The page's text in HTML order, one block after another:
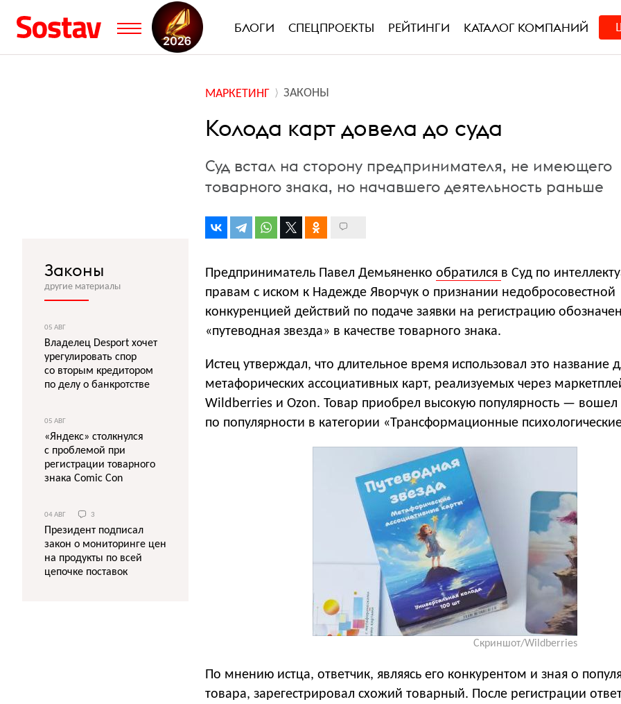
БЛОГИ СПЕЦПРОЕКТЫ РЕЙТИНГИ КАТАЛОГ КОМПАНИЙ
МАРКЕТИНГ ЗАКОНЫ
Колода карт довела до суда
Суд встал на сторону предпринимателя, не имеющего
товарного знака, но начавшего деятельность раньше
Предприниматель Павел Демьяненко обратился в Суд по
правам с иском к Надежде Яворчук о признании недобросовестной
конкуренцией действий по подаче заявки на регистрацию
«путеводная звезда» в качестве товарного знака.
Истец утверждал, что длительное время использовал это название
метафорических ассоциативных карт, реализуемых через
Wildberries и Ozon. Товар приобрел высокую популярность — вошел
по популярности в категории «Трансформационные
Скриншот/Wildberries
По мнению истца, ответчик, являясь его конкурентом и зная о
товара, зарегестрировал схожий товарный. После регистрации
Законы
другие материалы
05 АВГ
Владелец Desport хочет
урегулировать спор
со вторым кредитором
по делу о банкротстве
05 АВГ
«Яндекс» столкнулся
с проблемой при
регистрации товарного
знака Comic Con
04 АВГ 3
Президент подписал
закон о мониторинге цен
на продукты по всей
цепочке поставок